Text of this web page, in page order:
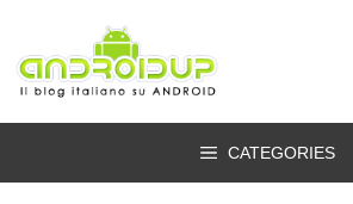
contenuto
CATEGORIES